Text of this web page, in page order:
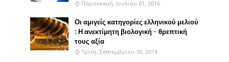
Παρασκευή, Ιουλίου 01, 2016
Οι αμιγείς κατηγορίες ελληνικού μελιού
: Η ανεκτίμητη βιολογική - θρεπτική
τους αξία
Τρίτη, Σεπτεμβρίου 30, 2014